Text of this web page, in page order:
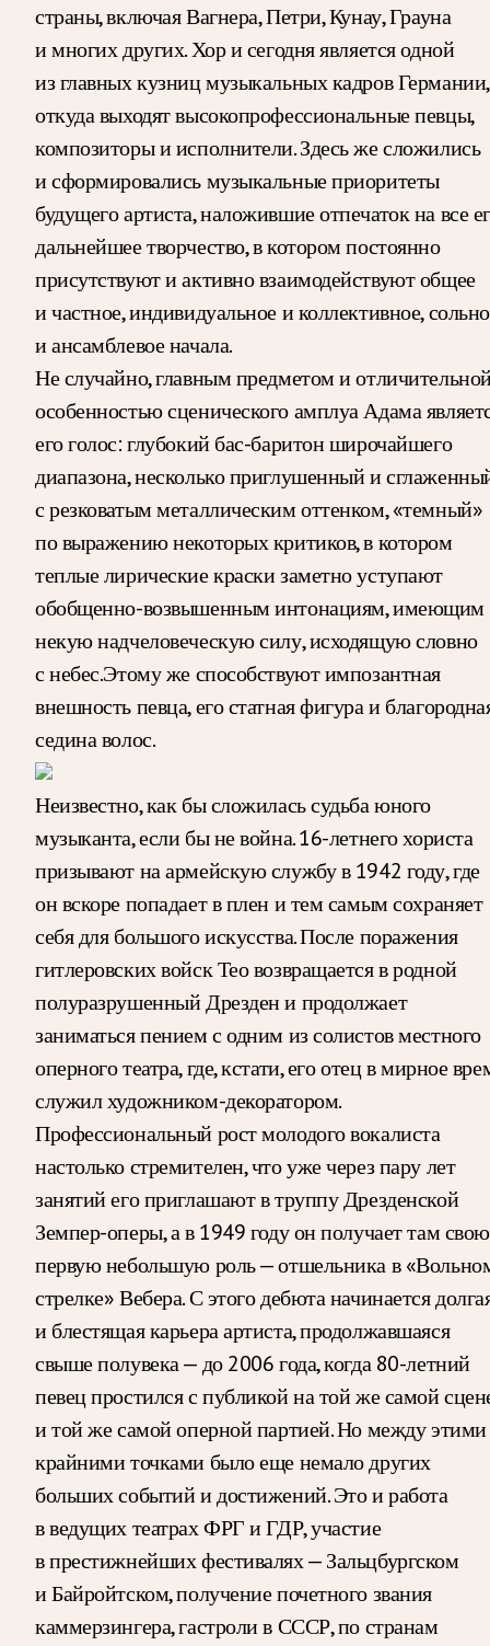
страны, включая Вагнера, Петри, Кунау, Грауна
и многих других. Хор и сегодня является одной
из главных кузниц музыкальных кадров Германии,
откуда выходят высокопрофессиональные певцы,
композиторы и исполнители. Здесь же сложились
и сформировались музыкальные приоритеты
будущего артиста, наложившие отпечаток на все
дальнейшее творчество, в котором постоянно
присутствуют и активно взаимодействуют общее
и частное, индивидуальное и коллективное,
и ансамблевое начала.
Не случайно, главным предметом и
особенностью сценического амплуа Адама
его голос: глубокий бас-баритон широчайшего
диапазона, несколько приглушенный и
с резковатым металлическим оттенком, «темный»
по выражению некоторых критиков, в котором
теплые лирические краски заметно уступают
обобщенно-возвышенным интонациям, имеющим
некую надчеловеческую силу, исходящую словно
с небес.Этому же способствуют импозантная
внешность певца, его статная фигура и
седина волос.
Неизвестно, как бы сложилась судьба юного
музыканта, если бы не война. 16-летнего хориста
призывают на армейскую службу в 1942 году, где
он вскоре попадает в плен и тем самым сохраняет
себя для большого искусства. После поражения
гитлеровских войск Тео возвращается в родной
полуразрушенный Дрезден и продолжает
заниматься пением с одним из солистов местного
оперного театра, где, кстати, его отец в мирное
служил художником-декоратором.
Профессиональный рост молодого вокалиста
настолько стремителен, что уже через пару лет
занятий его приглашают в труппу Дрезденской
Земпер-оперы, а в 1949 году он получает там свою
первую небольшую роль — отшельника в
стрелке» Вебера. С этого дебюта начинается
и блестящая карьера артиста, продолжавшаяся
свыше полувека — до 2006 года, когда 80-летний
певец простился с публикой на той же самой
и той же самой оперной партией. Но между этими
крайними точками было еще немало других
больших событий и достижений. Это и работа
в ведущих театрах ФРГ и ГДР, участие
в престижнейших фестивалях — Зальцбургском
и Байройтском, получение почетного звания
каммерзингера, гастроли в СССР, по странам